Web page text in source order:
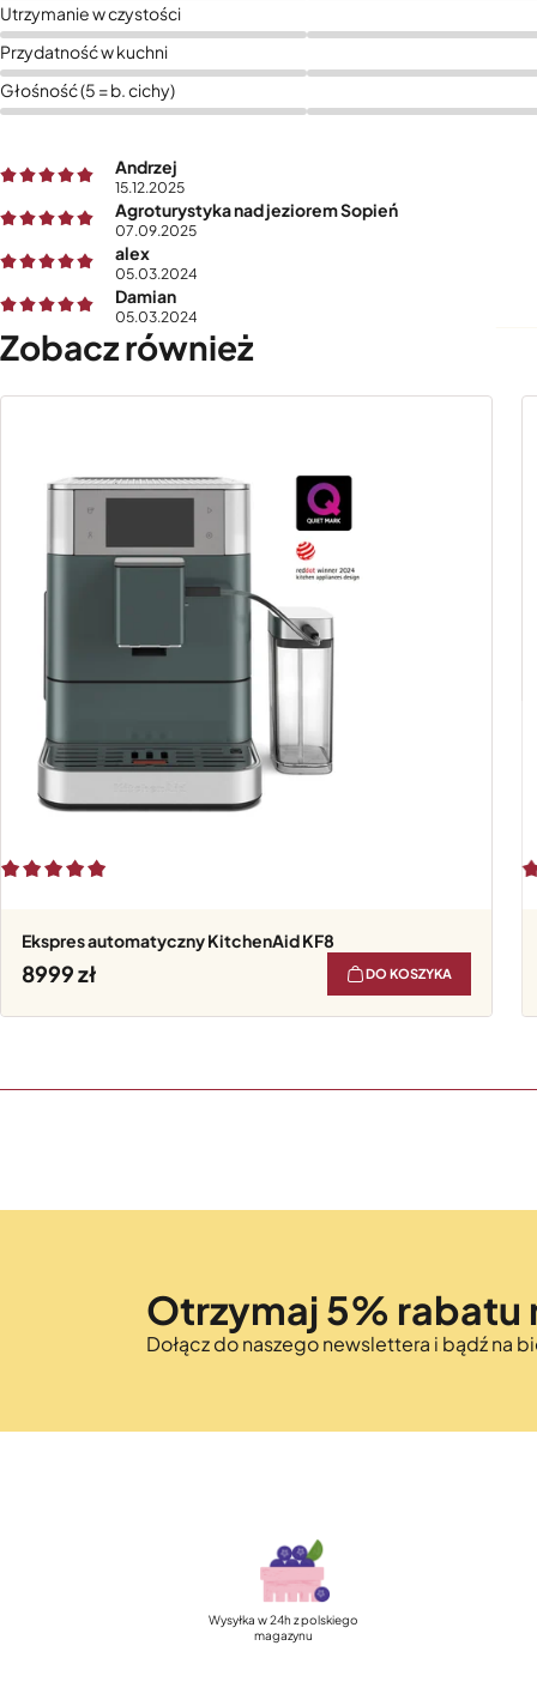
Utrzymanie w czystości
Przydatność w kuchni
Głośność (5 = b. cichy)
Andrzej
15.12.2025
Agroturystyka nad jeziorem Sopień
07.09.2025
alex
05.03.2024
Damian
05.03.2024
Zobacz również
Ekspres automatyczny KitchenAid KF8
8999 DO KOSZYKA
Otrzymaj 5% rabatu
Dołącz do naszego newslettera i bądź na
Szybka, darmowa dostawa